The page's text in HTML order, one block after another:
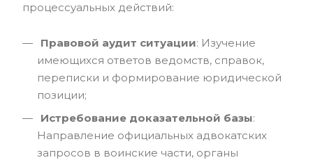
процессуальных действий:
Правовой аудит ситуации: Изучение
имеющихся ответов ведомств, справок,
переписки и формирование юридической
позиции;
Истребование доказательной базы:
Направление официальных адвокатских
запросов в воинские части, органы